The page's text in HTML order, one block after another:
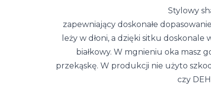
Stylowy
zapewniający doskonałe
leży w dłoni, a dzięki sitku
białkowy. W mgnieniu oka masz
przekąskę. W produkcji nie użyto
czy